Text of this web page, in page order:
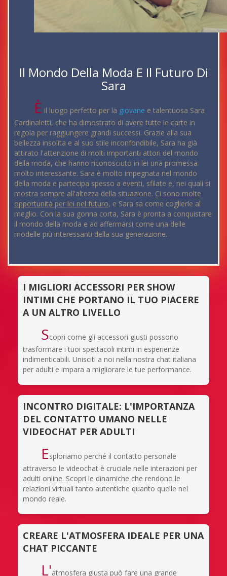
Il Mondo Della Moda E Il Futuro Di
Sara
È il luogo perfetto per la giovane e talentuosa Sara
Cardinaletti, che ha dimostrato di avere tutte le carte in
regola per raggiungere grandi successi. Grazie alla sua
bellezza insolita e al suo stile inconfondibile, Sara ha già
attirato l'attenzione di molti importanti attori del mondo
della moda, che hanno riconosciuto in lei una promessa
molto interessante. Sara è molto impegnata nel mondo
della moda e partecipa spesso a eventi, sfilate e, nei quali si
mostra sempre all'altezza della situazione. Ci sono molte
opportunità per lei nel futuro, e Sara sa come coglierle al
meglio. Con la sua gonna corta, Sara è pronta a conquistare
il mondo della moda e ad affermarsi come una delle
modelle più interessanti della sua generazione.
I MIGLIORI ACCESSORI PER SHOW
INTIMI CHE PORTANO IL TUO PIACERE
A UN ALTRO LIVELLO
Scopri come gli accessori giusti possono
trasformare i tuoi spettacoli intimi in esperienze
indimenticabili. Unisciti a noi nella nostra chat italiana
per adulti e impara a migliorare le tue performance.
INCONTRO DIGITALE: L'IMPORTANZA
DEL CONTATTO UMANO NELLE
VIDEOCHAT PER ADULTI
Esploriamo perché il contatto personale
attraverso le videochat è cruciale nelle interazioni per
adulti online. Scopri le dinamiche che rendono le
relazioni virtuali tanto autentiche quanto quelle nel
mondo reale.
CREARE L'ATMOSFERA IDEALE PER UNA
CHAT PICCANTE
L'atmosfera giusta può fare una grande